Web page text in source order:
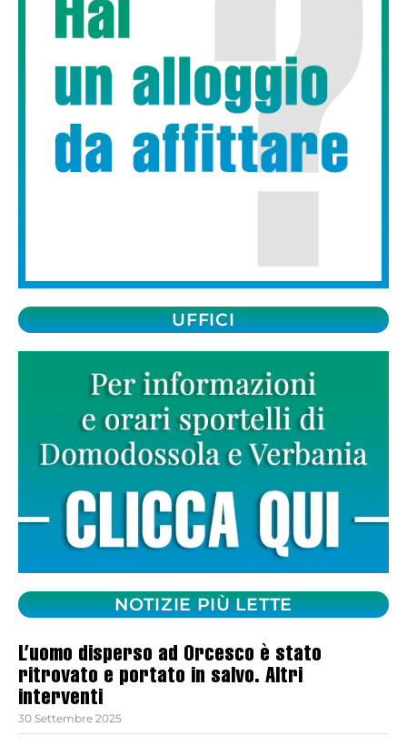
UFFICI
NOTIZIE PIÙ LETTE
L’uomo disperso ad Orcesco è stato
ritrovato e portato in salvo. Altri
interventi
30 Settembre 2025